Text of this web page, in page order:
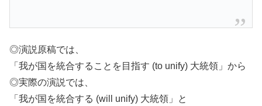
◎演説原稿では、
「我が国を統合することを目指す (to unify) 大統領」から
◎実際の演説では、
「我が国を統合する (will unify) 大統領」と